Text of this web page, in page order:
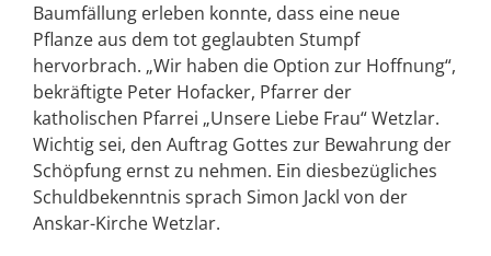
Baumfällung erleben konnte, dass eine neue
Pflanze aus dem tot geglaubten Stumpf
hervorbrach. „Wir haben die Option zur Hoffnung“,
bekräftigte Peter Hofacker, Pfarrer der
katholischen Pfarrei „Unsere Liebe Frau“ Wetzlar.
Wichtig sei, den Auftrag Gottes zur Bewahrung der
Schöpfung ernst zu nehmen. Ein diesbezügliches
Schuldbekenntnis sprach Simon Jackl von der
Anskar-Kirche Wetzlar.